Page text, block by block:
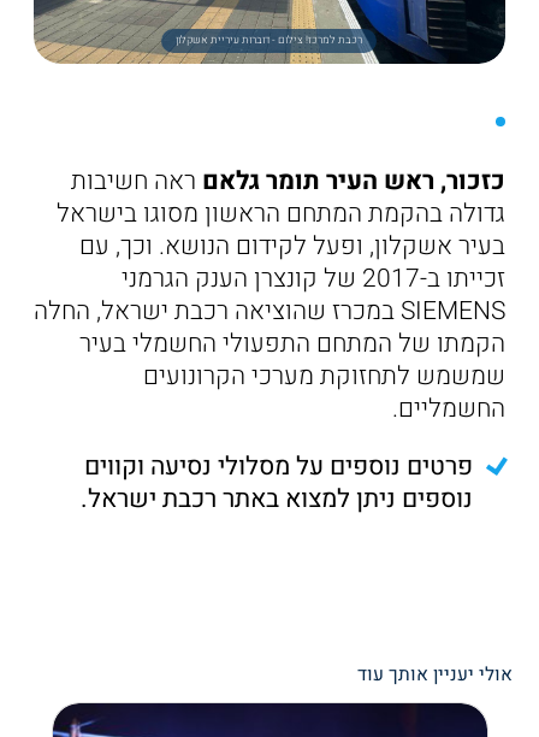
רכבת למרכז! צילום - דוברות עיריית אשקלון
כזכור, ראש העיר תומר גלאם ראה חשיבות
גדולה בהקמת המתחם הראשון מסוגו בישראל
בעיר אשקלון, ופעל לקידום הנושא. וכך, עם
זכייתו ב-2017 של קונצרן הענק הגרמני
SIEMENS במכרז שהוציאה רכבת ישראל, החלה
הקמתו של המתחם התפעולי החשמלי בעיר
שמשמש לתחזוקת מערכי הקרונועים
החשמליים.
פרטים נוספים על מסלולי נסיעה וקווים
נוספים ניתן למצוא באתר רכבת ישראל.
אולי יעניין אותך עוד